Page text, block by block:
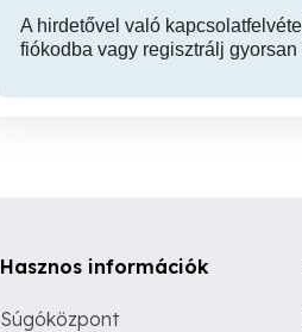
A hirdetővel való
fiókodba vagy regisztrálj gyorsan
Hasznos információk
Súgóközpont